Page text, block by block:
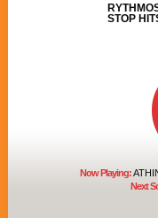
STOP
Now Playing:
Next